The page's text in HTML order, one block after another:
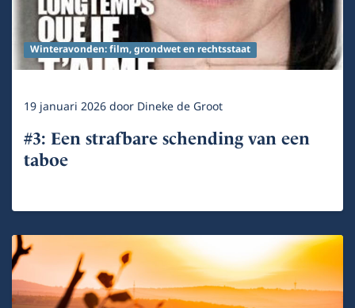
Winteravonden: film, grondwet en rechtsstaat
19 januari 2026door Dineke de Groot
#3: Een strafbare schending van een
taboe